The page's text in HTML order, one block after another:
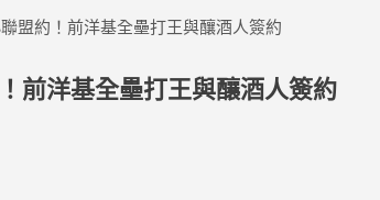
聯盟約！前洋基全壘打王與釀酒人簽約
前洋基全壘打王與釀酒人簽約